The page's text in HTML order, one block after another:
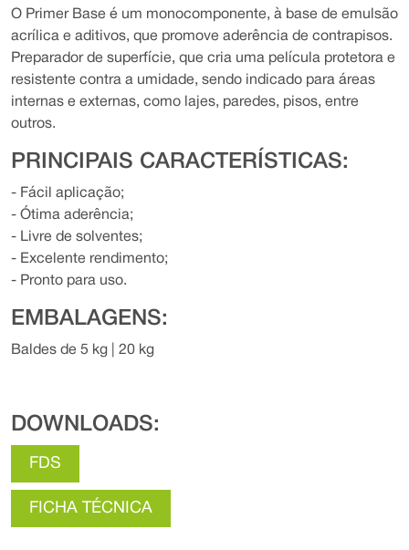
O Primer Base é um monocomponente, à base de emulsão
acrílica e aditivos, que promove aderência de contrapisos.
Preparador de superfície, que cria uma película protetora e
resistente contra a umidade, sendo indicado para áreas
internas e externas, como lajes, paredes, pisos, entre
outros.
PRINCIPAIS CARACTERÍSTICAS:
- Fácil aplicação;
- Ótima aderência;
- Livre de solventes;
- Excelente rendimento;
- Pronto para uso.
EMBALAGENS:
Baldes de 5 kg | 20 kg
DOWNLOADS:
FDS
FICHA TÉCNICA